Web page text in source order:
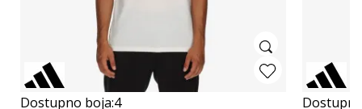
Dostupno boja:4